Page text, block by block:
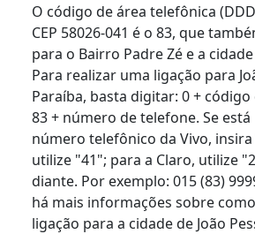
O código de área telefônica
CEP 58026-041 é o 83, que
para o Bairro Padre Zé e a cidade
Para realizar uma ligação para
Paraíba, basta digitar: 0 +
83 + número de telefone. Se
número telefônico da Vivo,
utilize "41"; para a Claro, utilize
diante. Por exemplo: 015 (83)
há mais informações sobre
ligação para a cidade de João